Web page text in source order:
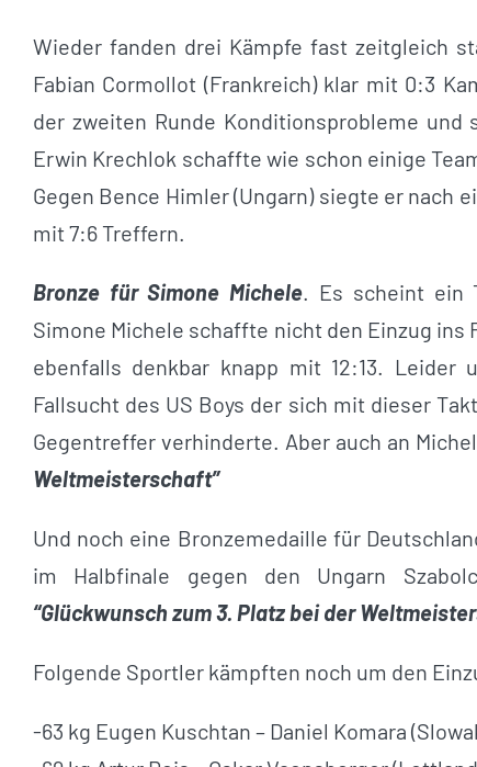
Wieder fanden drei Kämpfe fast zeitgleich
Fabian Cormollot (Frankreich) klar mit 0:3
der zweiten Runde Konditionsprobleme
Erwin Krechlok schaffte wie schon einige
Gegen Bence Himler (Ungarn) siegte er nach
mit 7:6 Treffern.
Bronze für Simone Michele. Es scheint ein
Simone Michele schaffte nicht den Einzug
ebenfalls denkbar knapp mit 12:13.
Fallsucht des US Boys der sich mit dieser
Gegentreffer verhinderte. Aber auch an
Weltmeisterschaft”
Und noch eine Bronzemedaille für
im Halbfinale gegen den Ungarn
“Glückwunsch zum 3. Platz bei der
Folgende Sportler kämpften noch um den
-63 kg Eugen Kuschtan – Daniel Komara